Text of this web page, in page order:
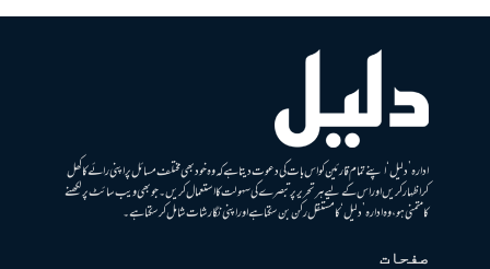
ادارہ ’دلیل‘ اپنے تمام قارئین کو اس بات کی دعوت دیتا ہے کہ وہ خود بھی مختلف مسائل پر اپنی رائے کا کھل
کر اظہار کریں اور اس کے لیے ہر تحریر پر تبصرے کی سہولت کا استعمال کریں۔ جو بھی ویب سائٹ پر لکھنے
کا متمنی ہو، وہ ادارہ ’دلیل‘ کا مستقل رکن بن سکتا ہے اور اپنی نگارشات شامل کرسکتا ہے۔
صفحات